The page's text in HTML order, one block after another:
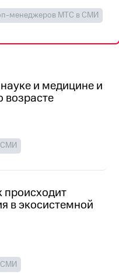
менеджеров МТС в СМИ
и медицине и
возрасте
СМИ
происходит
в экосистемной
СМИ